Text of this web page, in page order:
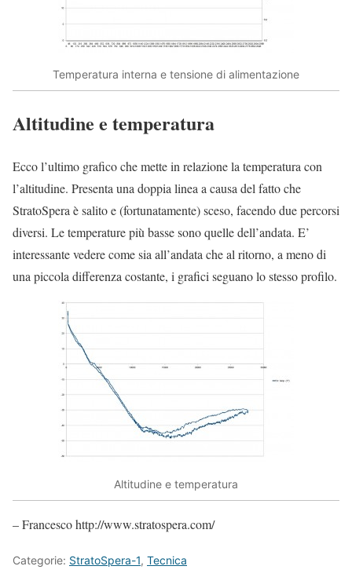
Temperatura interna e tensione di alimentazione
Altitudine e temperatura
Ecco l’ultimo grafico che mette in relazione la temperatura con
l’altitudine. Presenta una doppia linea a causa del fatto che
StratoSpera è salito e (fortunatamente) sceso, facendo due percorsi
diversi. Le temperature più basse sono quelle dell’andata. E’
interessante vedere come sia all’andata che al ritorno, a meno di
una piccola differenza costante, i grafici seguano lo stesso profilo.
Altitudine e temperatura
– Francesco http://www.stratospera.com/
Categorie: StratoSpera-1, Tecnica